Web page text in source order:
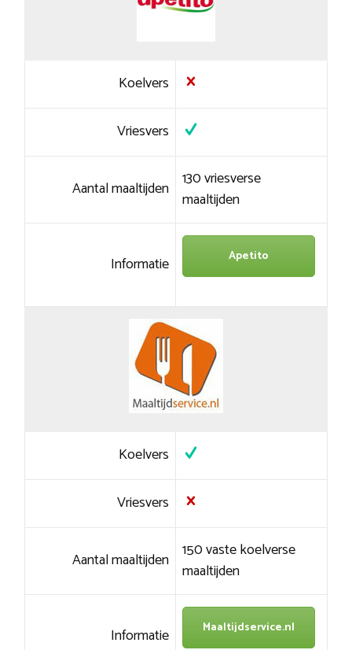
Koelvers
Vriesvers
Aantal maaltijden 130 vriesverse
maaltijden
Informatie Apetito
Koelvers
Vriesvers
Aantal maaltijden 150 vaste koelverse
maaltijden
Informatie Maaltijdservice.nl